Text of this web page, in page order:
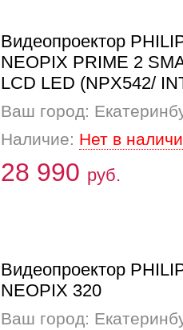
Видеопроектор
NEOPIX PRIME 2
LCD LED (NPX542/
Ваш город:
Наличие: Нет в
28 990 руб.
Видеопроектор
NEOPIX 320
Ваш город: